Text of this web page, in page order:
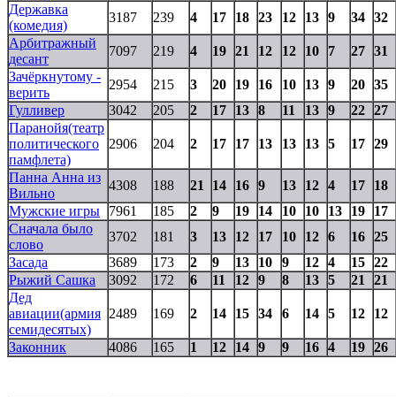
Державка
(комедия)
3187 239 4 17 18 23 12 13 9 34 32
Арбитражный
десант
7097 219 4 19 21 12 12 10 7 27 31
Зачёркнутому -
верить
2954 215 3 20 19 16 10 13 9 20 35
Гулливер
3042 205 2 17 13 8 11 13 9 22 27
Паранойя(театр
политического
памфлета)
2906 204 2 17 17 13 13 13 5 17 29
Панна Анна из
Вильно
4308 188 21 14 16 9 13 12 4 17
18
Мужские игры
7961 185 2 9 19 14 10 10 13 19
17
Сначала было
слово
3702 181 3 13 12 17 10 12 6 16 25
Засада
3689 173 2 9 13 10 9 12 4 15 22
Рыжий Сашка
3092 172 6 11 12 9 8 13 5 21
21
Дед
авиации(армия
семидесятых)
2489 169 2 14 15 34 6 14 5 12 12
Законник 4086 165 1 12 14 9 9 16 4 19 26